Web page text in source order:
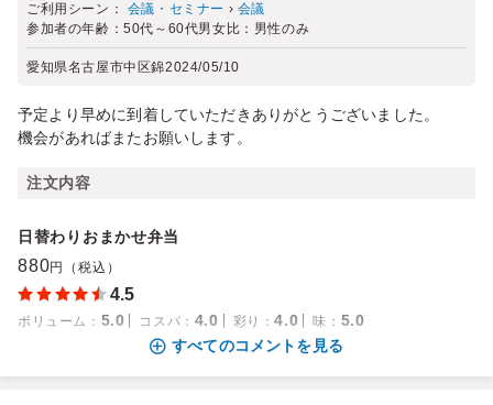
ご利用シーン： 会議・セミナー › 会議
参加者の年齢：50代～60代男女比： 男性のみ
愛知県名古屋市中区錦2024/05/10
予定より早めに到着していただきありがとうございました。
機会があればまたお願いします。
注文内容
日替わりおまかせ弁当
880円（税込）
4.5
ボリューム ： 5.0 コスパ ： 4.0 彩り ：4.0 味 ： 5.0
すべてのコメントを見る